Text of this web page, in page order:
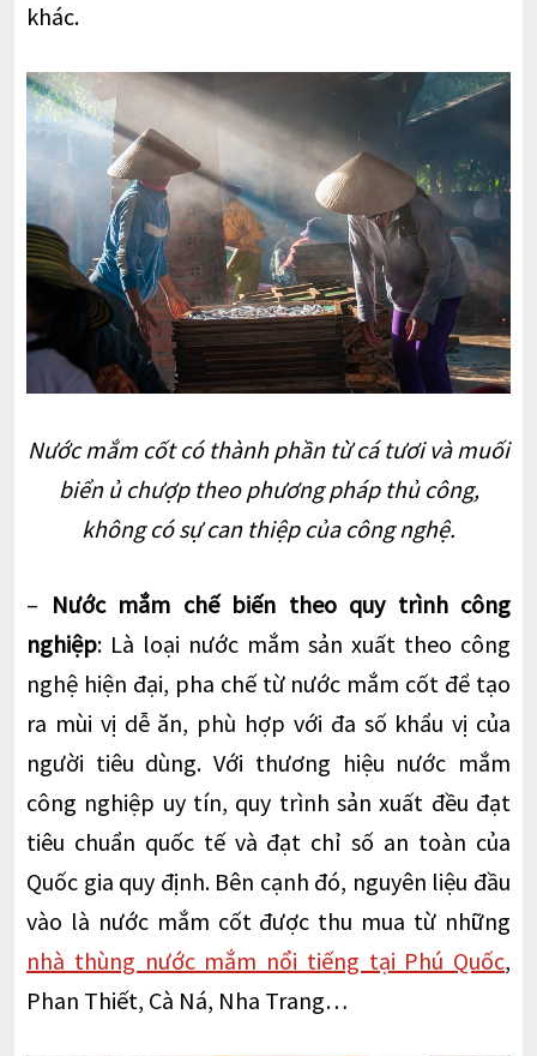
khác.
Nước mắm cốt có thành phần từ cá tươi và muối
biển ủ chượp theo phương pháp thủ công,
không có sự can thiệp của công nghệ.
– Nước mắm chế biến theo quy trình công
nghiệp: Là loại nước mắm sản xuất theo công
nghệ hiện đại, pha chế từ nước mắm cốt để tạo
ra mùi vị dễ ăn, phù hợp với đa số khẩu vị của
người tiêu dùng. Với thương hiệu nước mắm
công nghiệp uy tín, quy trình sản xuất đều đạt
tiêu chuẩn quốc tế và đạt chỉ số an toàn của
Quốc gia quy định. Bên cạnh đó, nguyên liệu đầu
vào là nước mắm cốt được thu mua từ những
nhà thùng nước mắm nổi tiếng tại Phú Quốc,
Phan Thiết, Cà Ná, Nha Trang…